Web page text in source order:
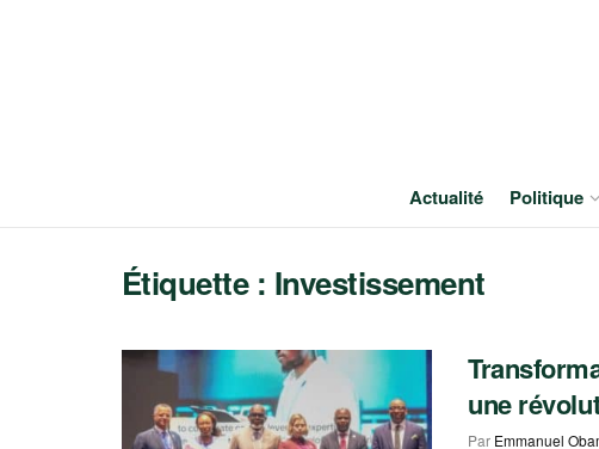
Actualité Politique
Étiquette : Investissement
une
Par Emmanuel